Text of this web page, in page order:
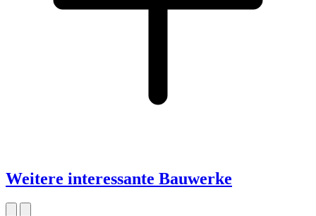
Weitere interessante Bauwerke